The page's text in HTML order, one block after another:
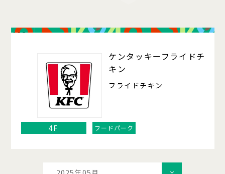
408
ケンタッキーフライドチ
キン
フライドチキン
4F フードパーク